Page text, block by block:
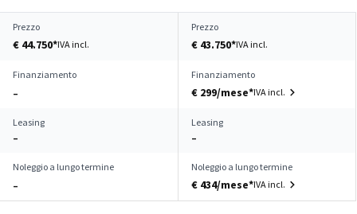
Prezzo
€ 44.750*IVA incl.
Prezzo
€ 43.750*IVA incl.
Finanziamento
–
Finanziamento
€ 299/mese*IVA incl.
Leasing
–
Leasing
–
Noleggio a lungo termine
–
Noleggio a lungo termine
€ 434/mese*IVA incl.